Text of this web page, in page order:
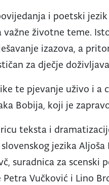
i poetski
životne teme.
izazova, a
za dječje
te pjevanje uživo i a
Bobija, koji je
teksta i
jezika
suradnica za
Vučković i Lino